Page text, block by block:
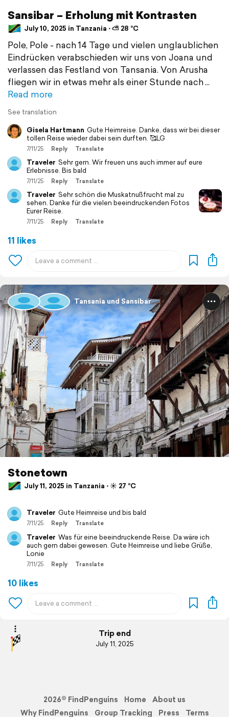
Sansibar – Erholung mit Kontrasten
July 10, 2025 in Tanzania ⋅ ⛅ 28 °C
Pole, Pole - nach 14 Tage und vielen unglaublichen
Eindrücken verabschieden wir uns von Joana und
verlassen das Festland von Tansania. Von Arusha
fliegen wir in etwas mehr als einer Stunde nach
Read more
See translation
Gisela Hartmann Gute Heimreise. Danke, dass wir bei dieser
tollen Reise wieder dabei sein durften. 🥰LG
7/11/25 Reply Translate
Traveler Sehr gern. Wir freuen uns auch immer auf eure
Erlebnisse. Bis bald
7/11/25 Reply Translate
Traveler Sehr schön die Muskatnußfrucht mal zu
sehen. Danke für die vielen beeindruckenden Fotos
Eurer Reise.
7/11/25 Reply Translate
11 likes
Tansania und Sansibar
Stonetown
July 11, 2025 in Tanzania ⋅ ☀️ 27 °C
Traveler Gute Heimreise und bis bald
7/11/25 Reply Translate
Traveler Was für eine beeindruckende Reise. Da wäre ich
auch gern dabei gewesen. Gute Heimreise und liebe Grüße,
Lonie
7/11/25 Reply Translate
10 likes
Trip end
July 11, 2025
2026© FindPenguins Home
About us
Why FindPenguins
Group Tracking Press Terms